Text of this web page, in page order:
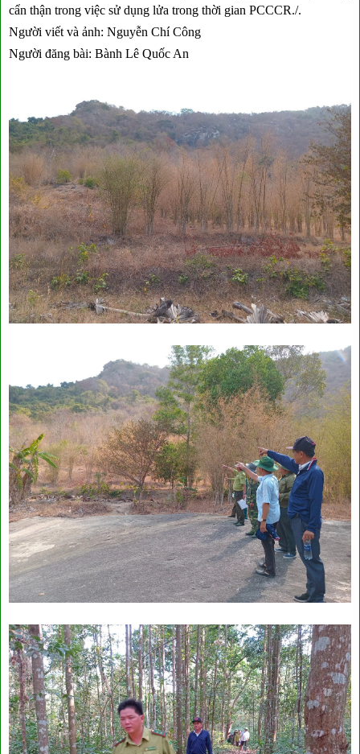
cẩn thận trong việc sử dụng lửa trong thời gian PCCCR./.
Người viết và ảnh: Nguyễn Chí Công
Người đăng bài: Bành Lê Quốc An